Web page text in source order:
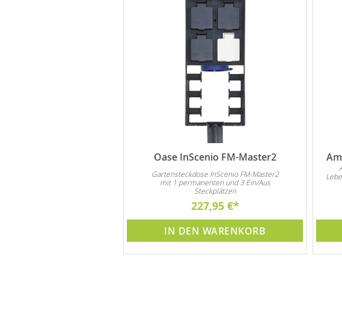
Oase InScenio FM-Master2
Gartensteckdose InScenio FM-Master2
mit 1 permanenten und 3 Ein/Aus
Steckplätzen
227,95 €
IN DEN WARENKORB